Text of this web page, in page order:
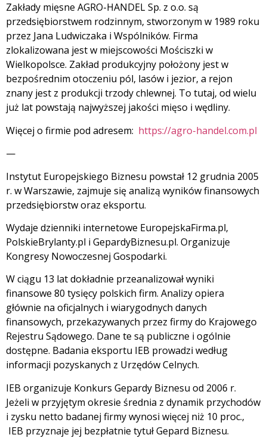
Zakłady mięsne AGRO-HANDEL Sp. z o.o. są
przedsiębiorstwem rodzinnym, stworzonym w 1989 roku
przez Jana Ludwiczaka i Wspólników. Firma
zlokalizowana jest w miejscowości Mościszki w
Wielkopolsce. Zakład produkcyjny położony jest w
bezpośrednim otoczeniu pól, lasów i jezior, a rejon
znany jest z produkcji trzody chlewnej. To tutaj, od wielu
już lat powstają najwyższej jakości mięso i wędliny.
Więcej o firmie pod adresem: https://agro-handel.com.pl
—
Instytut Europejskiego Biznesu powstał 12 grudnia 2005
r. w Warszawie, zajmuje się analizą wyników finansowych
przedsiębiorstw oraz eksportu.
Wydaje dzienniki internetowe EuropejskaFirma.pl,
PolskieBrylanty.pl i GepardyBiznesu.pl. Organizuje
Kongresy Nowoczesnej Gospodarki.
W ciągu 13 lat dokładnie przeanalizował wyniki
finansowe 80 tysięcy polskich firm. Analizy opiera
głównie na oficjalnych i wiarygodnych danych
finansowych, przekazywanych przez firmy do Krajowego
Rejestru Sądowego. Dane te są publiczne i ogólnie
dostępne. Badania eksportu IEB prowadzi według
informacji pozyskanych z Urzędów Celnych.
IEB organizuje Konkurs Gepardy Biznesu od 2006 r.
Jeżeli w przyjętym okresie średnia z dynamik przychodów
i zysku netto badanej firmy wynosi więcej niż 10 proc.,
IEB przyznaje jej bezpłatnie tytuł Gepard Biznesu.